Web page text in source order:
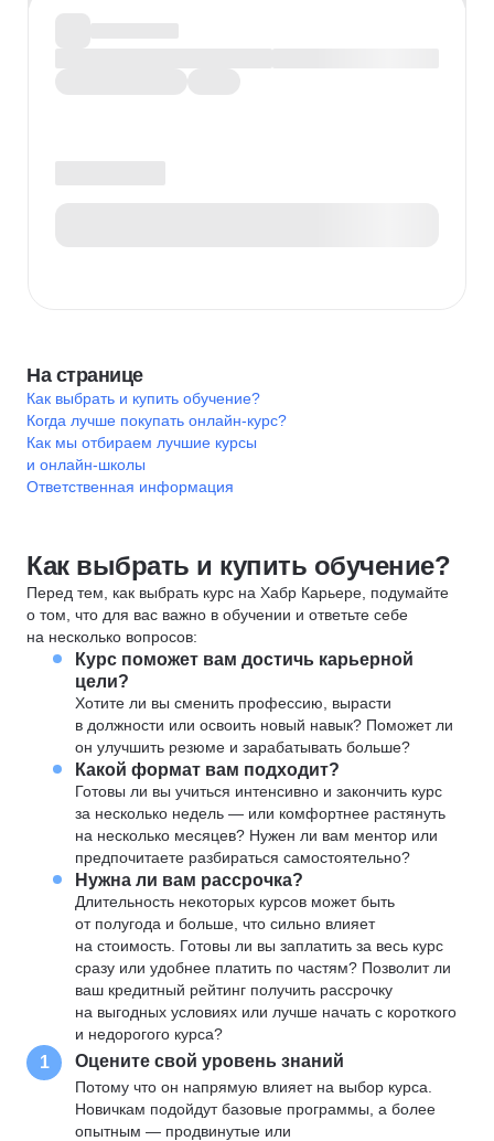
На странице
Как выбрать и купить обучение?
Когда лучше покупать онлайн-курс?
Как мы отбираем лучшие курсы
и онлайн-школы
Ответственная информация
Как выбрать и купить обучение?
Перед тем, как выбрать курс на Хабр Карьере, подумайте
о том, что для вас важно в обучении и ответьте себе
на несколько вопросов:
Курс поможет вам достичь карьерной
цели?
Хотите ли вы сменить профессию, вырасти
в должности или освоить новый навык? Поможет ли
он улучшить резюме и зарабатывать больше?
Какой формат вам подходит?
Готовы ли вы учиться интенсивно и закончить курс
за несколько недель — или комфортнее растянуть
на несколько месяцев? Нужен ли вам ментор или
предпочитаете разбираться самостоятельно?
Нужна ли вам рассрочка?
Длительность некоторых курсов может быть
от полугода и больше, что сильно влияет
на стоимость. Готовы ли вы заплатить за весь курс
сразу или удобнее платить по частям? Позволит ли
ваш кредитный рейтинг получить рассрочку
на выгодных условиях или лучше начать с короткого
и недорогого курса?
1 Оцените свой уровень знаний
Потому что он напрямую влияет на выбор курса.
Новичкам подойдут базовые программы, а более
опытным — продвинутые или